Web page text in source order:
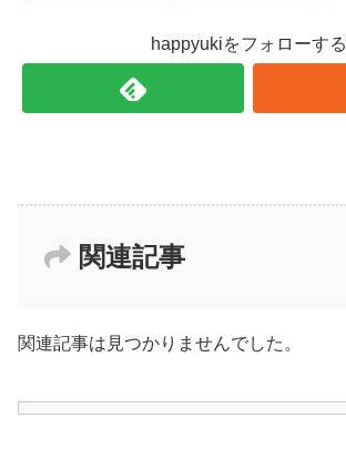
happyukiをフォローする
関連記事
関連記事は見つかりませんでした。